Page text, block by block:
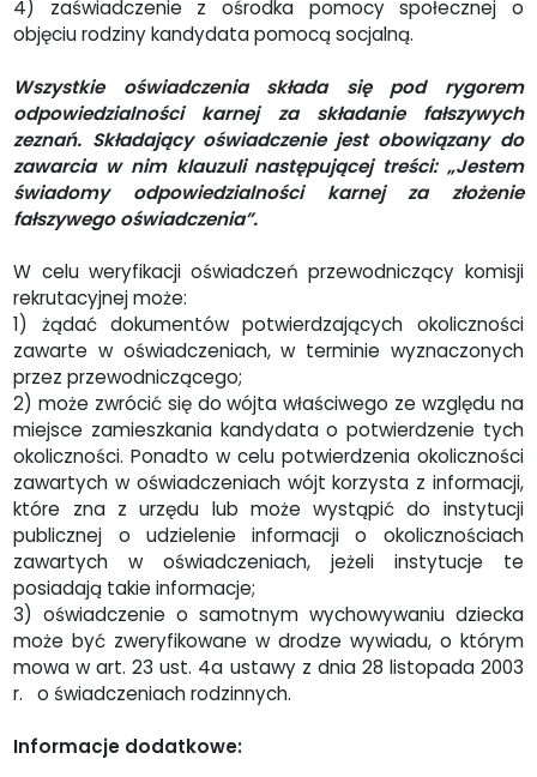
4) zaświadczenie z ośrodka pomocy społecznej o
objęciu rodziny kandydata pomocą socjalną.
Wszystkie oświadczenia składa się pod rygorem
odpowiedzialności karnej za składanie fałszywych
zeznań. Składający oświadczenie jest obowiązany do
zawarcia w nim klauzuli następującej treści: „Jestem
świadomy odpowiedzialności karnej za złożenie
fałszywego oświadczenia”.
W celu weryfikacji oświadczeń przewodniczący komisji
rekrutacyjnej może:
1) żądać dokumentów potwierdzających okoliczności
zawarte w oświadczeniach, w terminie wyznaczonych
przez przewodniczącego;
2) może zwrócić się do wójta właściwego ze względu na
miejsce zamieszkania kandydata o potwierdzenie tych
okoliczności. Ponadto w celu potwierdzenia okoliczności
zawartych w oświadczeniach wójt korzysta z informacji,
które zna z urzędu lub może wystąpić do instytucji
publicznej o udzielenie informacji o okolicznościach
zawartych w oświadczeniach, jeżeli instytucje te
posiadają takie informacje;
3) oświadczenie o samotnym wychowywaniu dziecka
może być zweryfikowane w drodze wywiadu, o którym
mowa w art. 23 ust. 4a ustawy z dnia 28 listopada 2003
r. o świadczeniach rodzinnych.
Informacje dodatkowe: